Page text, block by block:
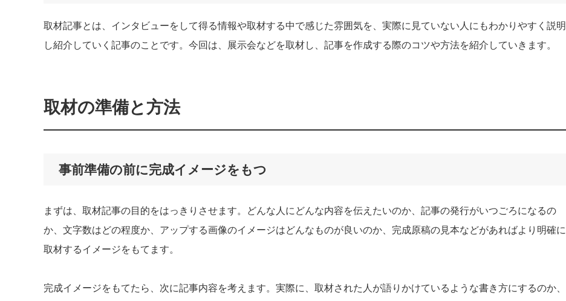
取材記事とは、インタビューをして得る情報や取材する中で感じた雰囲気を、実際に見ていない人にもわかりやすく説明
し紹介していく記事のことです。今回は、展示会などを取材し、記事を作成する際のコツや方法を紹介していきます。
取材の準備と方法
事前準備の前に完成イメージをもつ
まずは、取材記事の目的をはっきりさせます。どんな人にどんな内容を伝えたいのか、記事の発行がいつごろになるの
か、文字数はどの程度か、アップする画像のイメージはどんなものが良いのか、完成原稿の見本などがあればより明確に
取材するイメージをもてます。
完成イメージをもてたら、次に記事内容を考えます。実際に、取材された人が語りかけているような書き方にするのか、